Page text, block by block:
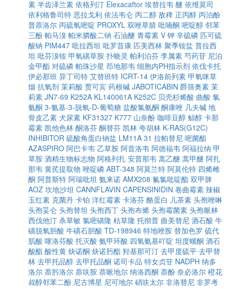
素 半齿泽兰素 依格列汀 Elexacaftor 埃替拉韦 醚 依维莫司
依利格鲁司特 恶拉戈利 依法韦仑 丙二醇 敌稗 正丙醇 丙泊酚
普萘洛尔 丙硫氧嘧啶 PROXYL 双唑草腈 吡喃酮 嘧啶醇 邻苯
三酚 帕马溴 帕米膦酸二钠 石油醚 青霉素 V 钾 辛硫磷 匹可硫
酸钠 PIM447 吡拉西坦 吡罗昔康 匹美西林 聚季铵盐 普拉西
坦 吡芬溴铵 甲氧磺草胺 扑蛲灵 帕利泊芬 李属素 芍药苷 尼泊
金甲酯 对硫磷 帕珠沙星 茚地那韦 细胞内PH指示剂 依伐卡托
伊必那班 异丁司特 艾替班特 ICRT-14 伊洛前列素 甲氧咪草
烟 抗氧剂 茉莉酸 贾可宾 药根碱 JABOTICABIN 爵筛奥素 茉
莉素 JN7-69 K252A KL140061A K252C 贝壳杉烯酸 曲酸 氯
氨酮 3-氨基-3-脱氧-D-葡萄糖 盐酸氯氨酮 酮康唑 几夫碱 地
骨皮乙素 犬尿素 KF31327 K777 山奈酚 咖啡豆醇 鲸醇 卡那
霉素 凯他色林 酮洛芬 酮替芬 凯林 夸胡林 K-RAS(G12C)
INHIBITOR 硫酸角蛋白钠盐 LM11A 31 拉帕替尼 嘧菌酯
AZASPIRO 阿巴卡韦 乙草胺 阿昔洛韦 阿德福韦 阿福拉纳 甲
草胺 酒精生物标志物 阿格列扎 安普那韦 蒿乙醚 蒿甲醚 阿扎
那韦 黄芪提取物 唑啶磷 ABT-348 阿莫兰特 阿莫伦特 四烯雌
酮 阿普斯特 阿瑞吡坦 氨来诺 AMX208 氟氯吡啶酯 双甲脒
AOZ 坎地沙坦 CANNFLAVIN CAPENSINIDIN 卷曲霉素 辣椒
玉红素 克菌丹 卡铂 洋红霉素 卡洛芬 酪蛋白 儿茶素 头孢唑啉
头孢妥仑 头孢替坦 头孢西丁 头孢布烯 头孢霉菌素 头孢哌林
西伐他汀 杀草敏 氯嘧磺隆 枯草隆 托彻普 曲美替尼 酒石酸 牛
磺脱氧胆酸 牛磺石胆酸 TD-198946 特地唑胺 替加色罗 硫代
肌酸 噻洛芬酸 托灭酸 氨甲环酸 四氢氨基吖啶 坦度螺酮 酒石
酸酯 酸性黄 炔诺酮 炔诺肟酯 羟基那可汀 去甲度硫平 去甲替
林 去甲托品醇 去甲托品酮 诺司卡品 特女贞苷 NADPH 纳多
洛尔 萘肟洛尔 萘呋胺 萘哌地尔 纳洛西酮 萘酚 奈必洛尔 橙花
叔醇邻苯二酚 尼古博星 尼可地尔 硝呋太尔 非洛替尼 非罗考